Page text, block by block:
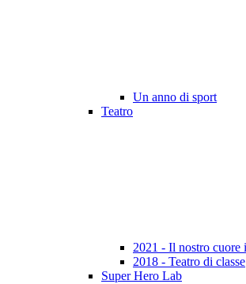
Un anno di sport
Teatro
2021 - Il nostro cuore
2018 - Teatro di classe
Super Hero Lab